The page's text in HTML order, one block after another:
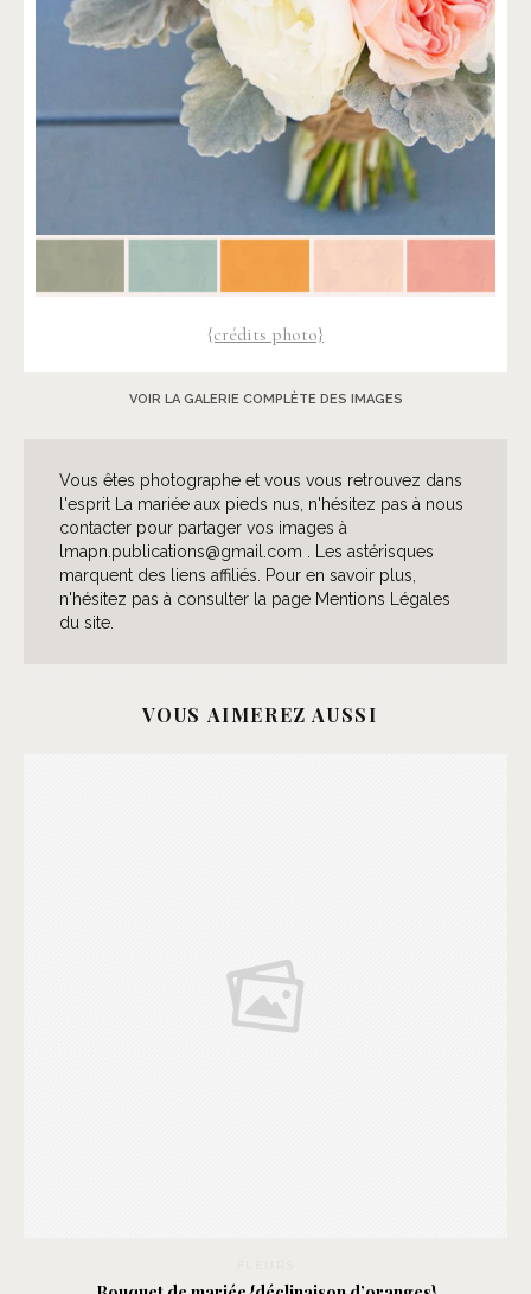
{crédits photo}
VOIR LA GALERIE COMPLÈTE DES IMAGES
Vous êtes photographe et vous vous retrouvez dans
l'esprit La mariée aux pieds nus, n'hésitez pas à nous
contacter pour partager vos images à
lmapn.publications@gmail.com . Les astérisques
marquent des liens affiliés. Pour en savoir plus,
n'hésitez pas à consulter la page Mentions Légales
du site.
VOUS AIMEREZ AUSSI